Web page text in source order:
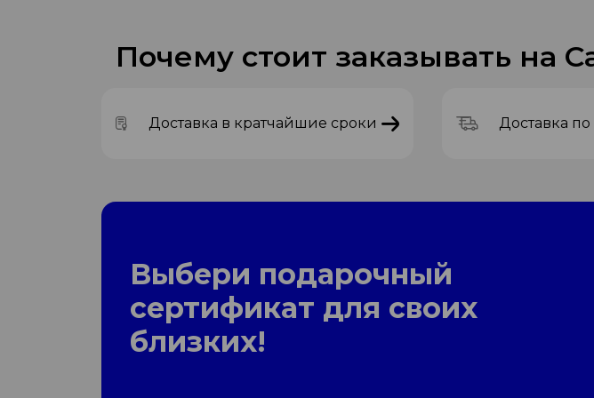
Почему стоит заказывать на
Доставка в кратчайшие сроки Доставка по
Выбери подарочный
сертификат для своих
близких!